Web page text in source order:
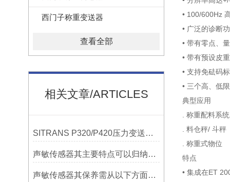
西门子称重变送器
查看全部
相关文章/ARTICLES
SITRANS P320/P420压力变送器概述
声敏传感器其主要特点可以归纳为以下几个核心维度
声敏传感器其保养需从以下方面入手
• 100/600Hz
• 广泛的诊断
• 带有零点、
• 带有预设皮
• 支持免砝码
• 三个高、低
典型应用
. 称重配料系统
. 料仓秤/ 斗秤
. 称重式物位
特点
• 集成在ET